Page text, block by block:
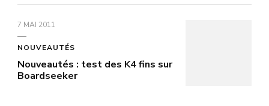
7 MAI 2011
NOUVEAUTÉS
Nouveautés : test des K4 fins sur
Boardseeker